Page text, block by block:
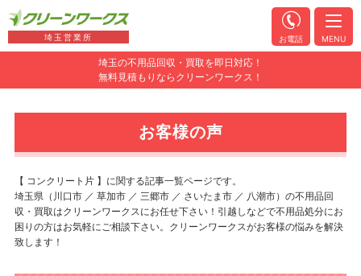
埼玉の不用品回収・買取を即日対応！
無料見積もりならクリーンワークス！
埼玉営業所 お電話 MENU
お客様の声
【 コンクリート片 】に関する記事一覧ページです。
埼玉県（川口市 ／ 草加市 ／ 三郷市 ／ さいたま市 ／ 八潮市）の不用品回
収・買取はクリーンワークスにお任せ下さい！引越しなどで不用品処分にお
困りの方はお気軽にご相談下さい。クリーンワークスがお客様の悩みを解決
致します！